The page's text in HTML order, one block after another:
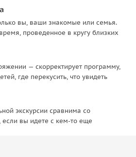
с использованием геолокации:
автоматически в первой точке
нужных местах.
со ссылкой людям, которые
на экскурсию наушники и
вы, ваши знакомые или семья.
проведенное в кругу близких
— скорректирует программу,
где перекусить, что увидеть
экскурсии сравнима со
если вы идете с кем-то еще